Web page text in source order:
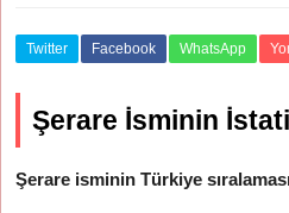
Twitter Facebook WhatsApp
Şerare İsminin
Şerare isminin Türkiye